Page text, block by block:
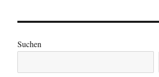
Suchen